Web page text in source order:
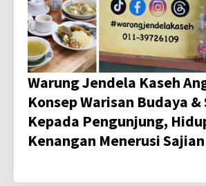
Warung Jendela Kaseh
Konsep Warisan Budaya &
Kepada Pengunjung,
Kenangan Menerusi Sajian